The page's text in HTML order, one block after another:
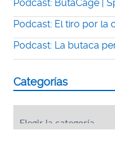
Podcast: ButaCage |
Podcast: El tiro por la
Podcast: La butaca
Categorías